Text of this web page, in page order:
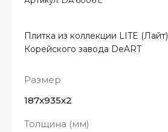
Плитка из коллекции LITE
Корейского завода DeART
Размер
187х935х2
Толщина (мм)